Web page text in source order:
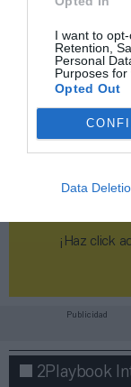
I want to
Retention,
Personal
Purposes for
Opted Out
Data
¡Haz click
Publicidad
2Playbook